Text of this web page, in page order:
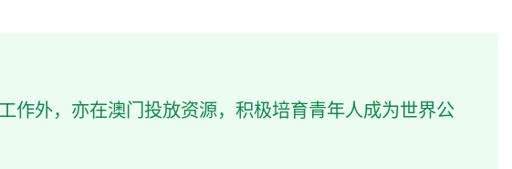
作外，亦在澳门投放资源，积极培育青年人成为世界公